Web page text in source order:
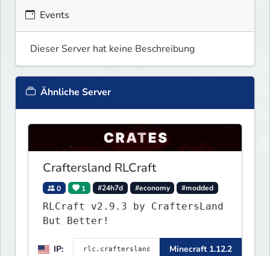
Events
Dieser Server hat keine Beschreibung
Ähnliche Server
Craftersland RLCraft
0 1 #24h7d #economy #modded
RLCraft v2.9.3 by CraftersLand
But Better!
IP: Minecraft 1.12.2